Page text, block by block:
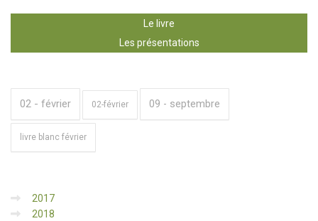
Le livre
Les présentations
02 - février 02-février 09 - septembre
livre blanc février
2017
2018